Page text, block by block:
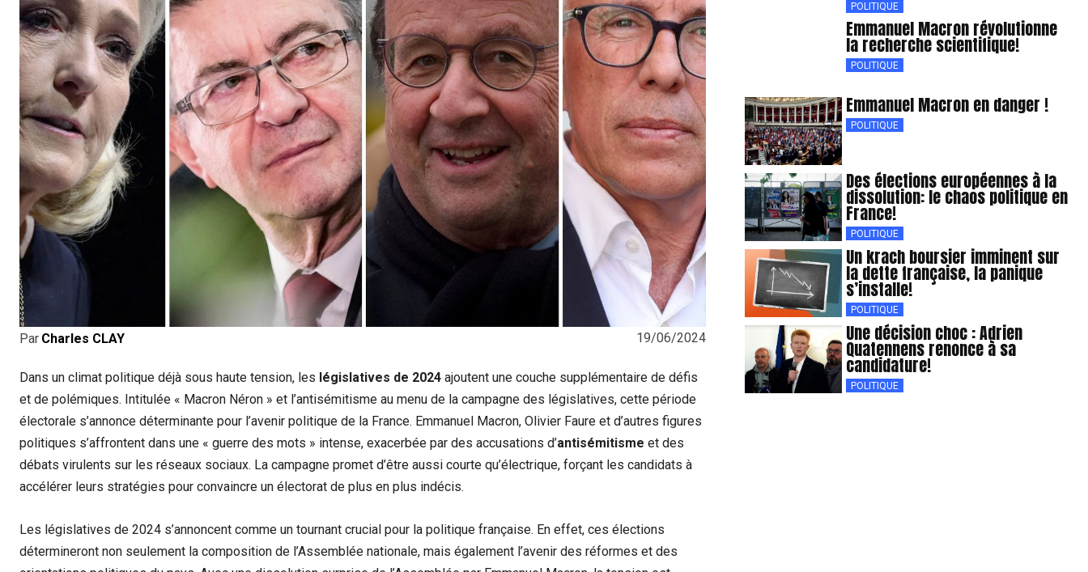
19/06/2024
Par Charles CLAY
Dans un climat politique déjà sous haute tension, les législatives de 2024 ajoutent une couche supplémentaire de défis
et de polémiques. Intitulée « Macron Néron » et l’antisémitisme au menu de la campagne des législatives, cette période
électorale s’annonce déterminante pour l’avenir politique de la France. Emmanuel Macron, Olivier Faure et d’autres figures
politiques s’affrontent dans une « guerre des mots » intense, exacerbée par des accusations d’antisémitisme et des
débats virulents sur les réseaux sociaux. La campagne promet d’être aussi courte qu’électrique, forçant les candidats à
accélérer leurs stratégies pour convaincre un électorat de plus en plus indécis.
Les législatives de 2024 s’annoncent comme un tournant crucial pour la politique française. En effet, ces élections
détermineront non seulement la composition de l’Assemblée nationale, mais également l’avenir des réformes et des
POLITIQUE
Emmanuel Macron révolutionne
la recherche scientifique!
POLITIQUE
Emmanuel Macron en danger !
POLITIQUE
Des élections européennes à la
dissolution: le chaos politique en
France!
POLITIQUE
Un krach boursier imminent sur
la dette française, la panique
s’installe!
POLITIQUE
Une décision choc : Adrien
Quatennens renonce à sa
candidature!
POLITIQUE